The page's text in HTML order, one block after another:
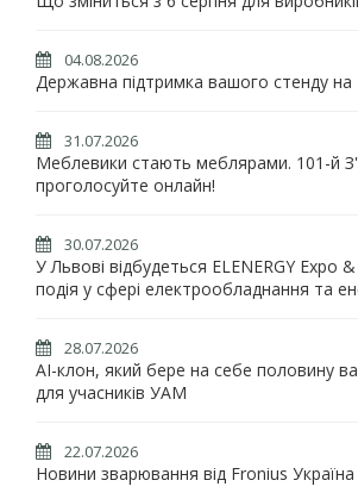
04.08.2026
Державна підтримка вашого стенду на
31.07.2026
Меблевики стають меблярами. 101-й
проголосуйте онлайн!
30.07.2026
У Львові відбудеться ELENERGY
подія у сфері електрообладнання та
28.07.2026
AI-клон, який бере на себе половину
для учасників УАМ
22.07.2026
Новини зварювання від Fronius